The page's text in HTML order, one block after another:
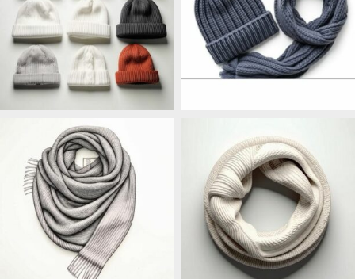
ВСЕ ТОВАРЫ
204 продукта
4 продукта